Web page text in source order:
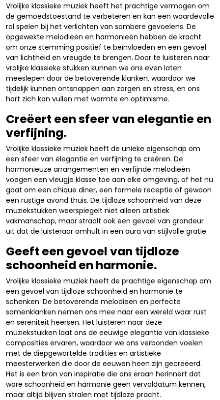
Vrolijke klassieke muziek heeft het prachtige vermogen om
de gemoedstoestand te verbeteren en kan een waardevolle
rol spelen bij het verlichten van sombere gevoelens. De
opgewekte melodieën en harmonieën hebben de kracht
om onze stemming positief te beïnvloeden en een gevoel
van lichtheid en vreugde te brengen. Door te luisteren naar
vrolijke klassieke stukken kunnen we ons even laten
meeslepen door de betoverende klanken, waardoor we
tijdelijk kunnen ontsnappen aan zorgen en stress, en ons
hart zich kan vullen met warmte en optimisme.
Creëert een sfeer van elegantie en
verfijning.
Vrolijke klassieke muziek heeft de unieke eigenschap om
een sfeer van elegantie en verfijning te creëren. De
harmonieuze arrangementen en verfijnde melodieën
voegen een vleugje klasse toe aan elke omgeving, of het nu
gaat om een chique diner, een formele receptie of gewoon
een rustige avond thuis. De tijdloze schoonheid van deze
muziekstukken weerspiegelt niet alleen artistiek
vakmanschap, maar straalt ook een gevoel van grandeur
uit dat de luisteraar omhult in een aura van stijlvolle gratie.
Geeft een gevoel van tijdloze
schoonheid en harmonie.
Vrolijke klassieke muziek heeft de prachtige eigenschap om
een gevoel van tijdloze schoonheid en harmonie te
schenken. De betoverende melodieën en perfecte
samenklanken nemen ons mee naar een wereld waar rust
en sereniteit heersen. Het luisteren naar deze
muziekstukken laat ons de eeuwige elegantie van klassieke
composities ervaren, waardoor we ons verbonden voelen
met de diepgewortelde tradities en artistieke
meesterwerken die door de eeuwen heen zijn gecreëerd.
Het is een bron van inspiratie die ons eraan herinnert dat
ware schoonheid en harmonie geen vervaldatum kennen,
maar altijd blijven stralen met tijdloze pracht.